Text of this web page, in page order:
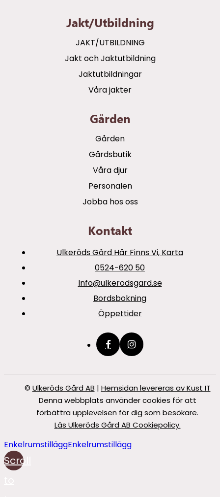
Jakt/utbildning
JAKT/UTBILDNING
Jakt och Jaktutbildning
Jaktutbildningar
Våra jakter
Gården
Gården
Gårdsbutik
Våra djur
Personalen
Jobba hos oss
Kontakt
Ulkeröds Gård Här Finns Vi, Karta
0524-620 50
info@ulkerodsgard.se
Bordsbokning
Öppettider
© Ulkeröds Gård AB |
Hemsidan levereras av Kust IT
Denna webbplats använder cookies för att
förbättra upplevelsen för dig som besökare.
Läs Ulkeröds Gård AB Cookiepolicy.
EnkelrumstilläggEnkelrumstillägg
Scroll